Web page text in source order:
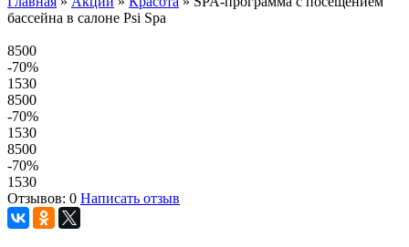
бассейна в салоне Psi Spa
8500
-70%
1530
8500
-70%
1530
8500
-70%
1530
Отзывов: 0 Написать отзыв